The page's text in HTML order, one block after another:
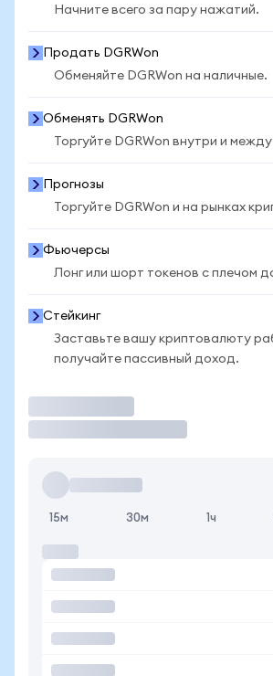
Начните всего за пару нажатий.
Продать DGRWon
Обменяйте DGRWon на наличные.
Обменять DGRWon
Торгуйте DGRWon внутри и
Прогнозы
Торгуйте DGRWon и на рынках
Фьючерсы
Лонг или шорт токенов с плечом
Стейкинг
Заставьте вашу криптовалюту
получайте пассивный доход.
15м 30м 1ч